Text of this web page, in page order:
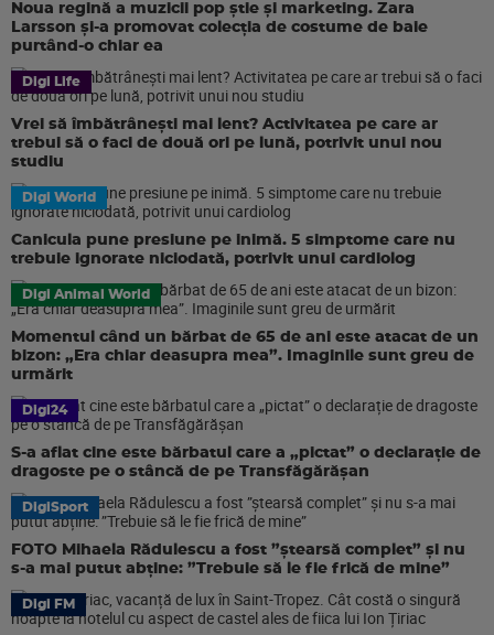
Noua regină a muzicii pop știe și marketing. Zara
Larsson și-a promovat colecția de costume de baie
purtând-o chiar ea
Digi Life
Vrei să îmbătrânești mai lent? Activitatea pe care ar
trebui să o faci de două ori pe lună, potrivit unui nou
studiu
Digi World
Canicula pune presiune pe inimă. 5 simptome care nu
trebuie ignorate niciodată, potrivit unui cardiolog
Digi Animal World
Momentul când un bărbat de 65 de ani este atacat de un
bizon: „Era chiar deasupra mea”. Imaginile sunt greu de
urmărit
Digi24
S-a aflat cine este bărbatul care a „pictat” o declarație de
dragoste pe o stâncă de pe Transfăgărășan
DigiSport
FOTO Mihaela Rădulescu a fost ”ștearsă complet” și nu
s-a mai putut abține: ”Trebuie să le fie frică de mine”
Digi FM